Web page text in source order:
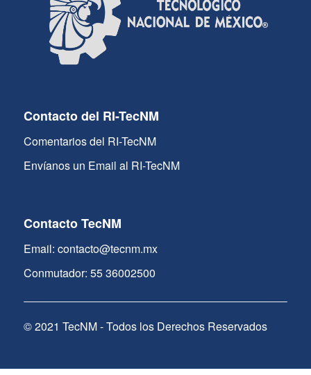
Contacto del RI-TecNM
Comentarios del RI-TecNM
Envíanos un Email al RI-TecNM
Contacto TecNM
Email: contacto@tecnm.mx
Conmutador: 55 36002500
© 2021 TecNM - Todos los Derechos Reservados